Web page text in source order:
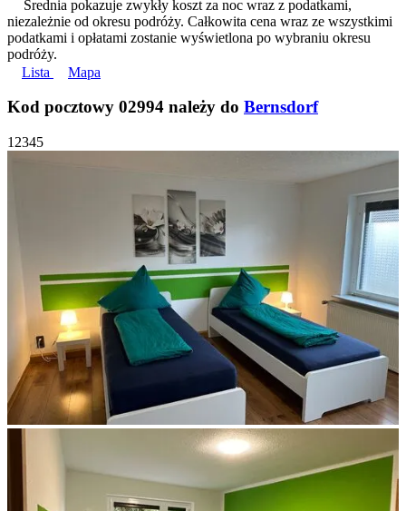
Średnia pokazuje zwykły koszt za noc wraz z podatkami,
niezależnie od okresu podróży. Całkowita cena wraz ze wszystkimi
podatkami i opłatami zostanie wyświetlona po wybraniu okresu
podróży.
Lista
Mapa
Kod pocztowy 02994 należy do Bernsdorf
1 2345